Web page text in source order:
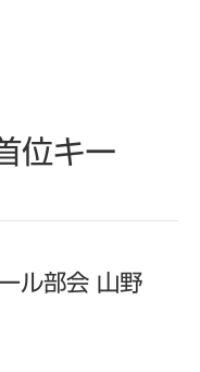
位キー
ル部会 山野